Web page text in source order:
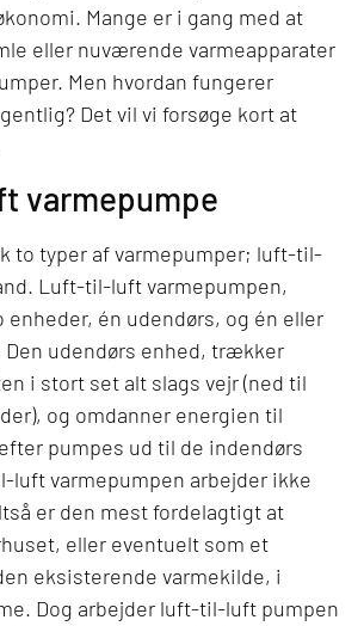
Mange er i gang med at
eller nuværende varmeapparater
Men hvordan fungerer
Det vil vi forsøge kort at
varmepumpe
to typer af varmepumper; luft-til-
Luft-til-luft varmepumpen,
én udendørs, og én eller
udendørs enhed, trækker
i stort set alt slags vejr (ned til
og omdanner energien til
pumpes ud til de indendørs
luft varmepumpen arbejder ikke
er den mest fordelagtigt at
eller eventuelt som et
eksisterende varmekilde, i
Dog arbejder luft-til-luft pumpen